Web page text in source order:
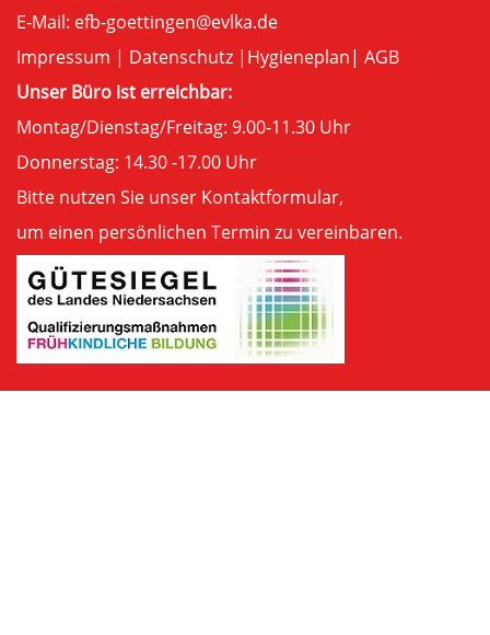
E-Mail: efb-goettingen@evlka.de
Impressum | Datenschutz | Hygieneplan| AGB
Unser Büro ist erreichbar:
Montag/Dienstag/Freitag: 9.00-11.30 Uhr
Donnerstag: 14.30 -17.00 Uhr
Bitte nutzen Sie unser Kontaktformular,
um einen persönlichen Termin zu vereinbaren.